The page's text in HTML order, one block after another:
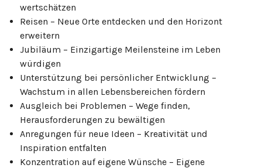
wertschätzen
Reisen – Neue Orte entdecken und den Horizont
erweitern
Jubiläum – Einzigartige Meilensteine im Leben
würdigen
Unterstützung bei persönlicher Entwicklung –
Wachstum in allen Lebensbereichen fördern
Ausgleich bei Problemen – Wege finden,
Herausforderungen zu bewältigen
Anregungen für neue Ideen – Kreativität und
Inspiration entfalten
Konzentration auf eigene Wünsche – Eigene